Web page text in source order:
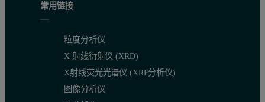
常用链接
粒度分析仪
X 射线衍射仪 (XRD)
X射线荧光光谱仪 (XRF分析仪)
图像分析仪